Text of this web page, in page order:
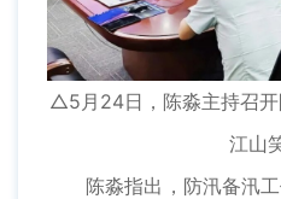
△5月24日，陈淼主持召开
江山
陈淼指出，防汛备汛工